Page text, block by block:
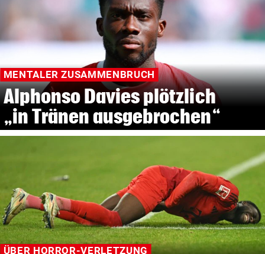
MENTALER ZUSAMMENBRUCH
Alphonso Davies plötzlich
„in Tränen ausgebrochen“
ÜBER HORROR-VERLETZUNG